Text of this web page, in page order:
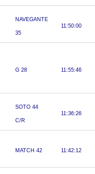
NAVEGANTE
35
11:50:00
G 28 11:55:46
SOTO 44
C/R
11:36:26
MATCH 42 11:42:12